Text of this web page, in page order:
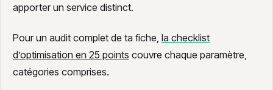
apporter un service distinct.
Pour un audit complet de ta fiche, la checklist
d’optimisation en 25 points couvre chaque paramètre,
catégories comprises.